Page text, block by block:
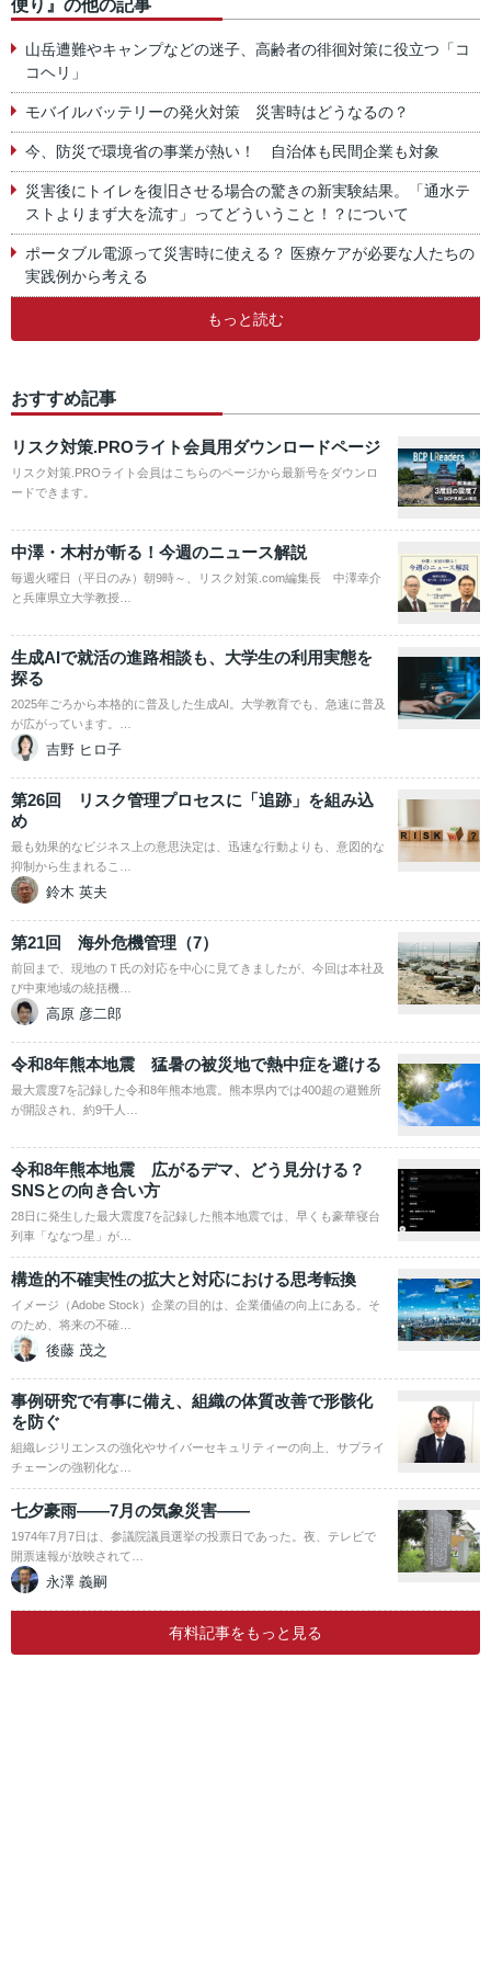
便り』の他の記事
山岳遭難やキャンプなどの迷子、高齢者の徘徊対策に役立つ「コ
コヘリ」
モバイルバッテリーの発火対策 災害時はどうなるの？
今、防災で環境省の事業が熱い！ 自治体も民間企業も対象
災害後にトイレを復旧させる場合の驚きの新実験結果。「通水テ
ストよりまず大を流す」ってどういうこと！？について
ポータブル電源って災害時に使える？ 医療ケアが必要な人たちの
実践例から考える
もっと読む
おすすめ記事
リスク対策.PROライト会員用ダウンロードページ
リスク対策.PROライト会員はこちらのページから最新号をダウンロ
ードできます。
中澤・木村が斬る！今週のニュース解説
毎週火曜日（平日のみ）朝9時～、リスク対策.com編集長 中澤幸介
と兵庫県立大学教授…
生成AIで就活の進路相談も、大学生の利用実態を
探る
2025年ごろから本格的に普及した生成AI。大学教育でも、急速に普及
が広がっています。…
吉野 ヒロ子
第26回 リスク管理プロセスに「追跡」を組み込
め
最も効果的なビジネス上の意思決定は、迅速な行動よりも、意図的な
抑制から生まれるこ…
鈴木 英夫
第21回 海外危機管理（7）
前回まで、現地のＴ氏の対応を中心に見てきましたが、今回は本社及
び中東地域の統括機…
高原 彦二郎
令和8年熊本地震 猛暑の被災地で熱中症を避ける
最大震度7を記録した令和8年熊本地震。熊本県内では400超の避難所
が開設され、約9千人…
令和8年熊本地震 広がるデマ、どう見分ける？
SNSとの向き合い方
28日に発生した最大震度7を記録した熊本地震では、早くも豪華寝台
列車「ななつ星」が…
構造的不確実性の拡大と対応における思考転換
イメージ（Adobe Stock）企業の目的は、企業価値の向上にある。そ
のため、将来の不確…
後藤 茂之
事例研究で有事に備え、組織の体質改善で形骸化
を防ぐ
組織レジリエンスの強化やサイバーセキュリティーの向上、サプライ
チェーンの強靭化な…
七夕豪雨――7月の気象災害――
1974年7月7日は、参議院議員選挙の投票日であった。夜、テレビで
開票速報が放映されて…
永澤 義嗣
有料記事をもっと見る